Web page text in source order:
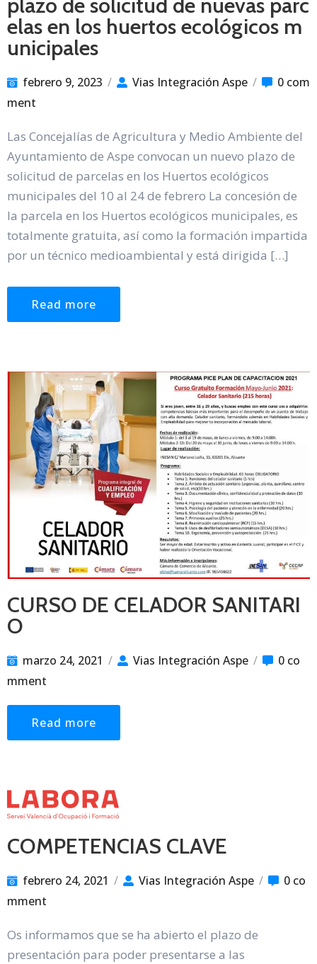
elas en los huertos ecológicos m
unicipales
febrero 9, 2023 / Vias Integración Aspe /
0 com
ment
Las Concejalías de Agricultura y Medio Ambiente del
Ayuntamiento de Aspe convocan un nuevo plazo de
solicitud de parcelas en los Huertos ecológicos
municipales del 10 al 24 de febrero La concesión de
la parcela en los Huertos ecológicos municipales, es
totalmente gratuita, así como la formación impartida
por un técnico medioambiental y está dirigida […]
Read more
CURSO DE CELADOR SANITARI
O
marzo 24, 2021 / Vias Integración Aspe /
0 co
mment
Read more
COMPETENCIAS CLAVE
febrero 24, 2021 / Vias Integración Aspe /
0 co
mment
Os informamos que se ha abierto el plazo de
presentación para poder presentarse a las